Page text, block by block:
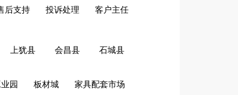
后支持 投诉处理 客户主任
上犹县 会昌县
石城县
园 板材城
家具配套市场